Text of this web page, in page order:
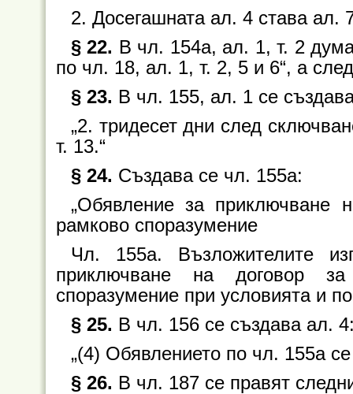
2. Досегашната ал. 4 става ал.
§ 22. В чл. 154а, ал. 1, т. 2
по чл. 18, ал. 1, т. 2, 5 и 6“, а
§ 23. В чл. 155, ал. 1 се
„2. тридесет дни след
т. 13.“
§ 24. Създава се чл. 155а:
„Обявление за приключване
рамково споразумение
Чл. 155а. Възложителите
приключване на договор
споразумение при условията и
§ 25. В чл. 156 се създава ал.
„(4) Обявлението по чл. 155а
§ 26. В чл. 187 се правят